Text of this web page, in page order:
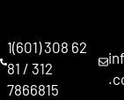
contenido
1(601) 308 62
81 / 312
7866815